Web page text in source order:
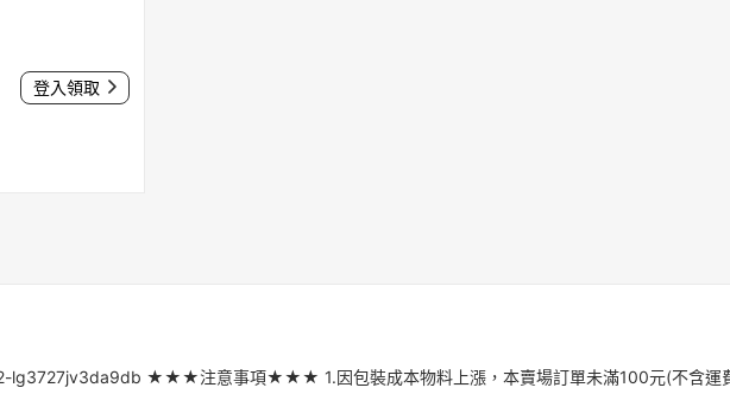
登入領取
★★★注意事項★★★ 1.因包裝成本物料上漲，本賣場訂單未滿100元(不含運